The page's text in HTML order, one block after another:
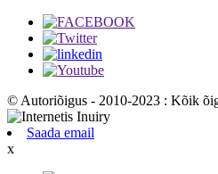
© Autoriõigus - 2010-2023 : Kõik
Saada email
x